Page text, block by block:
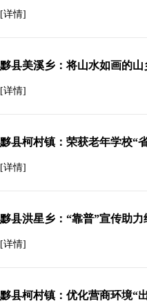
[详情]
黟县美溪乡：将山水如画的
[详情]
黟县柯村镇：荣获老年学校“
[详情]
黟县洪星乡：“靠普”宣传助
[详情]
黟县柯村镇：优化营商环境“